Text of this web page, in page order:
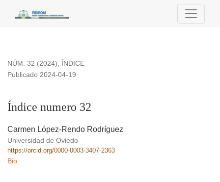
NÚM. 32 (2024), ÍNDICE
Índice numero 32
Publicado 2024-04-19
Carmen López-Rendo Rodríguez
Universidad de Oviedo
https://orcid.org/0000-0003-3407-2363
Bio